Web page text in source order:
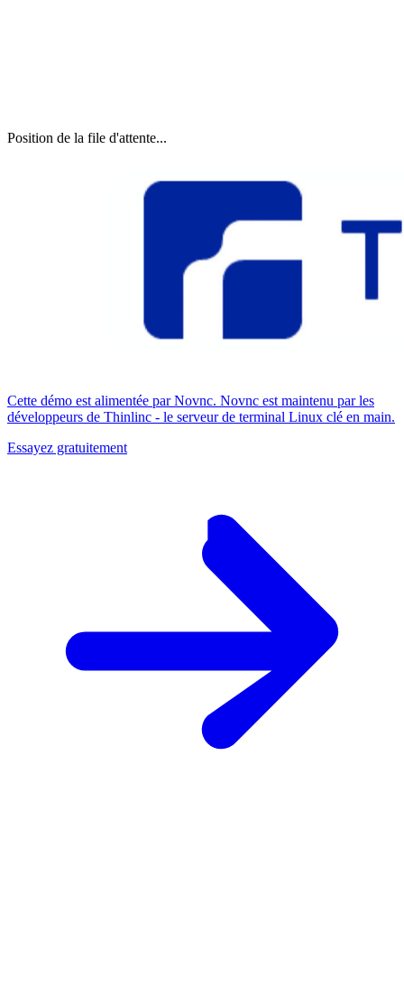
Position de la file d'attente...
Cette démo est alimentée par Novnc. Novnc est maintenu par les
développeurs de Thinlinc - le serveur de terminal Linux clé en main.
Essayez gratuitement